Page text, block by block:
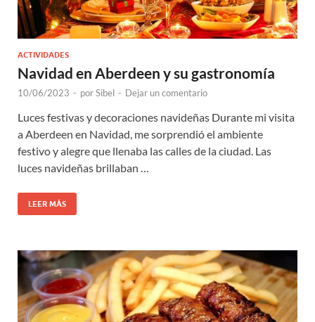
ACTIVIDADES
Navidad en Aberdeen y su gastronomía
10/06/2023 - porSibel - Dejar un comentario
Luces festivas y decoraciones navideñas Durante mi visita
a Aberdeen en Navidad, me sorprendió el ambiente
festivo y alegre que llenaba las calles de la ciudad. Las
luces navideñas brillaban …
LEER MÁS